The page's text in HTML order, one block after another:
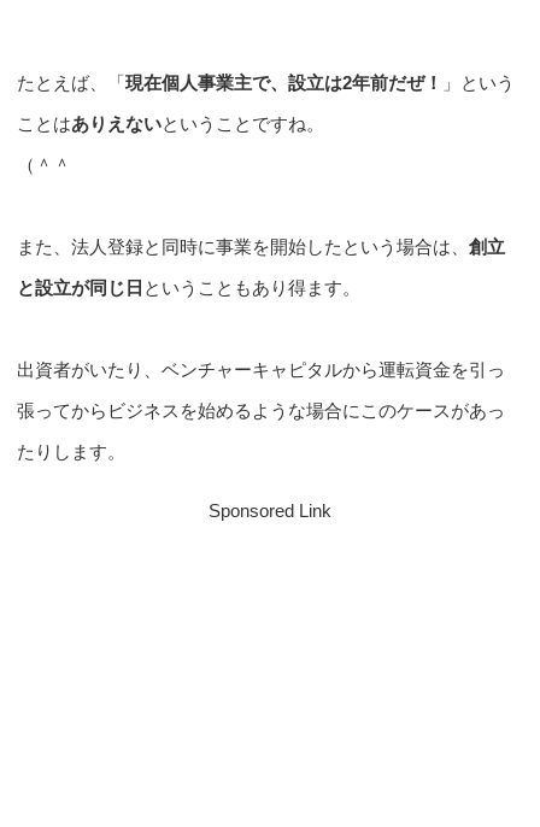
たとえば、「現在個人事業主で、設立は2年前だぜ！
」という
ことはありえないということですね。
（＾＾
また、法人登録と同時に事業を開始したという場合は、創立
と設立が同じ日 ということもあり得ます。
出資者がいたり、ベンチャーキャピタルから運転資金を引っ
張ってからビジネスを始めるような場合にこのケースがあっ
たりします。
Sponsored Link